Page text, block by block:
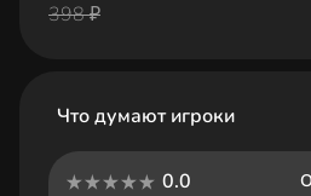
398 ₽
Что думают игроки
0.0